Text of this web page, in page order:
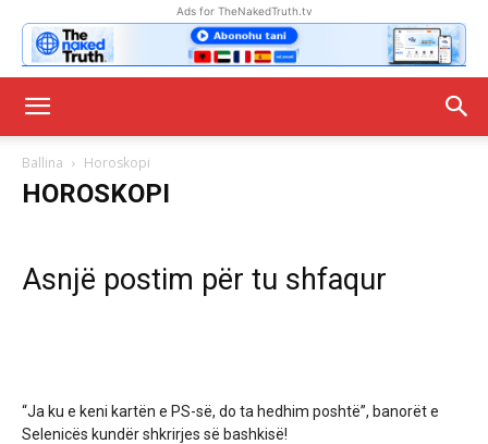
Ads for TheNakedTruth.tv
Ballina Horoskopi
HOROSKOPI
Asnjë postim për tu shfaqur
“Ja ku e keni kartën e PS-së, do ta hedhim poshtë”, banorët e
Selenicës kundër shkrirjes së bashkisë!